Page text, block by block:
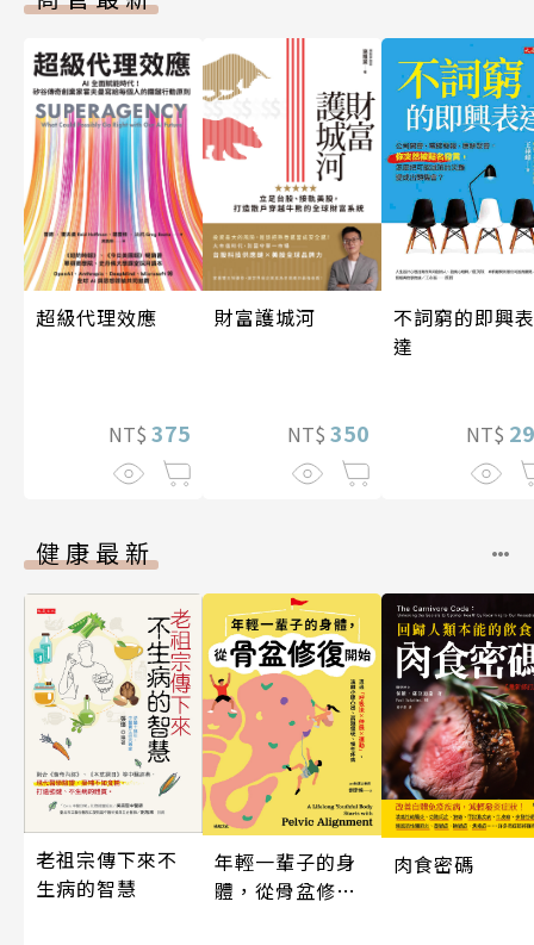
超級代理效應
NT$ 375
財富護城河
NT$ 350
不詞窮的即興表
達
NT$
健康最新
老祖宗傳下來不
生病的智慧
年輕一輩子的身
體，從骨盆修復
肉食密碼